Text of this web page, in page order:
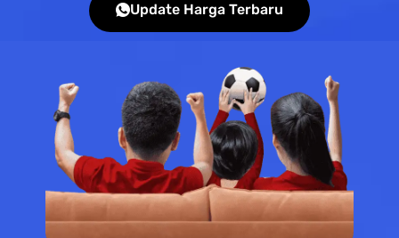
Update Harga Terbaru